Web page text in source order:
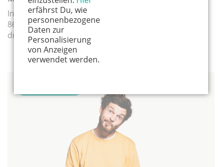
erfährst Du, wie
personenbezogene
Daten zur
Personalisierung
von Anzeigen
verwendet werden.
In der Reihe „Ming Veedel“ stellen wir euch einige der
86 Kölner Stadtteile näher vor – diesmal ist Mülheim
dran